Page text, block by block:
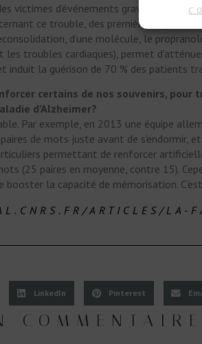
victimes d’événements graves
ce trouble, des premières
d’une molécule, le
les troubles cardiaques), permet
induit la guérison de 70 % des patients
certains de nos souvenirs,
d’Alzheimer?
Par exemple, en 2013 une équipe
de mots juste avant de s’endormir,
permettant de renforcer
(25 paires en moyenne, contre 15).
booster la capacité de mémorisation.
ARTICLES/LA-
LinkedIn Pinterest
COMMENTAIRE